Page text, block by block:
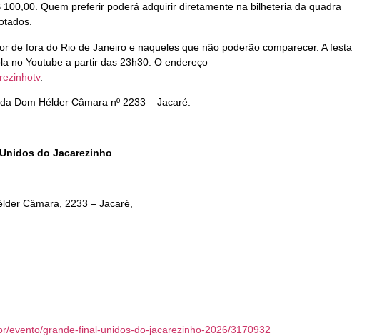
Quem preferir poderá adquirir diretamente na bilheteria da quadra
de fora do Rio de Janeiro e naqueles que não poderão comparecer. A festa
no Youtube a partir das 23h30. O endereço
.
Dom Hélder Câmara nº 2233 – Jacaré.
do Jacarezinho
Câmara, 2233 – Jacaré,
evento/grande-final-unidos-do-jacarezinho-2026/3170932